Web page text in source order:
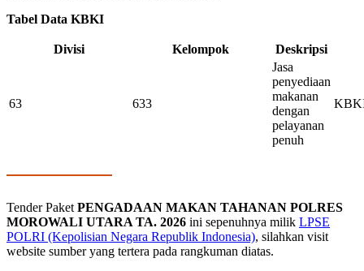
Tabel Data KBKI
Divisi Kelompok Deskripsi
63 633
Jasa
penyediaan
makanan
dengan
pelayanan
penuh
Tender Paket PENGADAAN MAKAN TAHANAN POLRES
MOROWALI UTARA TA. 2026 ini sepenuhnya milik LPSE
POLRI (Kepolisian Negara Republik Indonesia), silahkan visit
website sumber yang tertera pada rangkuman diatas.